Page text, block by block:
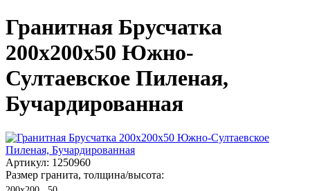
Гранитная Брусчатка
200х200x50 Южно-
Султаевское Пиленая,
Бучардированная
Артикул: 1250960
Размер гранита, толщина/высота: